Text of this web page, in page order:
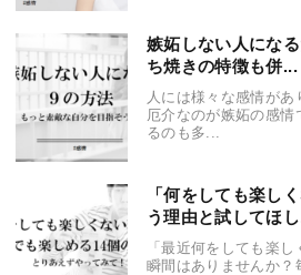
嫉妬しない人にな
ち焼きの特徴も併...
人には様々な感情が
厄介なのが嫉妬の感
るのも多...
「何をしても楽し
う理由と試してほ
「最近何をしても楽
瞬間はありませんか？